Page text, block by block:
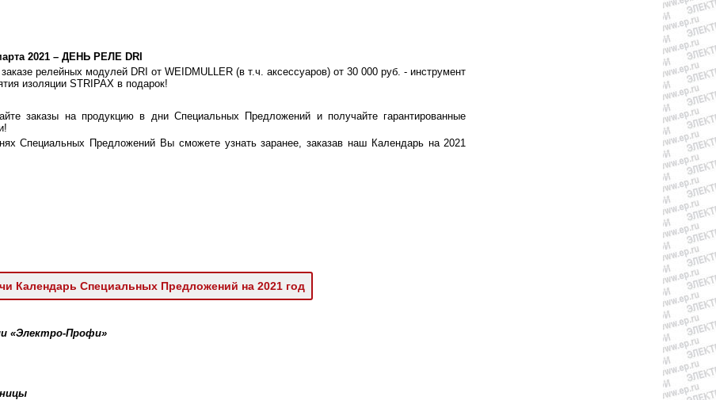
2021 – ДЕНЬ РЕЛЕ DRI
релейных модулей DRI от WEIDMULLER (в т.ч. аксессуаров) от 30 000 руб. - инструмент
изоляции STRIPAX в подарок!
заказы на продукцию в дни Специальных Предложений и получайте гарантированные
Специальных Предложений Вы сможете узнать заранее, заказав наш Календарь на 2021
Календарь Специальных Предложений на 2021 год
«Электро-Профи»